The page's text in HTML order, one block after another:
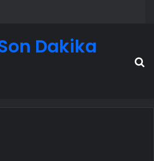
Dakika